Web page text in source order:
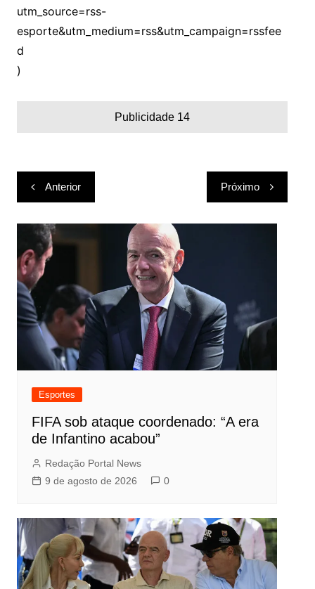
utm_source=rss-
esporte&utm_medium=rss&utm_campaign=rssfee
d
)
Publicidade 14
Navegação
de
Post
Anterior Próximo
Esportes
FIFA sob ataque coordenado: “A era
de Infantino acabou”
Redação Portal News
9 de agosto de 2026
0